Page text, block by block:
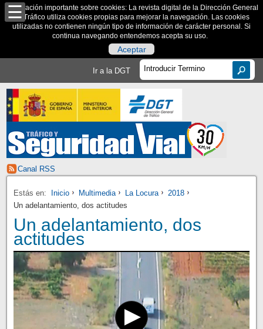
Información importante sobre cookies: La revista digital de la Dirección General
de Tráfico utiliza cookies propias para mejorar la navegación. Las cookies
utilizadas no contienen ningún tipo de información de carácter personal. Si
continua navegando entendemos acepta su uso.
Aceptar
Ir a la DGT
Canal RSS
Estás en: Inicio Multimedia La Locura
2018
Un adelantamiento, dos actitudes
Un adelantamiento, dos
actitudes